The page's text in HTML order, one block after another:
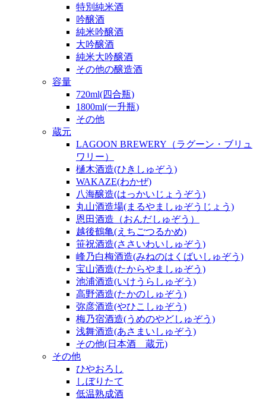
特別純米酒
吟醸酒
純米吟醸酒
大吟醸酒
純米大吟醸酒
その他の醸造酒
容量
720ml(四合瓶)
1800ml(一升瓶)
その他
蔵元
LAGOON BREWERY（ラグーン・ブリュ
ワリー）
樋木酒造(ひきしゅぞう)
WAKAZE(わかぜ)
八海醸造(はっかいじょうぞう)
丸山酒造場(まるやましゅぞうじょう)
恩田酒造（おんだしゅぞう）
越後鶴亀(えちごつるかめ)
笹祝酒造(ささいわいしゅぞう)
峰乃白梅酒造(みねのはくばいしゅぞう)
宝山酒造(たからやましゅぞう)
池浦酒造(いけうらしゅぞう)
高野酒造(たかのしゅぞう)
弥彦酒造(やひこしゅぞう)
梅乃宿酒造(うめのやどしゅぞう)
浅舞酒造(あさまいしゅぞう)
その他(日本酒 蔵元)
その他
ひやおろし
しぼりたて
低温熟成酒